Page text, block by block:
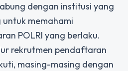
dengan institusi yang
memahami
POLRI yang berlaku.
rekrutmen pendaftaran
masing-masing dengan